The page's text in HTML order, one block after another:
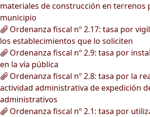
materiales de construcción en terrenos
municipio
Ordenanza fiscal nº 2.17: tasa por
los establecimientos que lo soliciten
Ordenanza fiscal nº 2.9: tasa por
en la vía pública
Ordenanza fiscal nº 2.8: tasa por la
actividad administrativa de expedición
administrativos
Ordenanza fiscal nº 2.1: tasa por